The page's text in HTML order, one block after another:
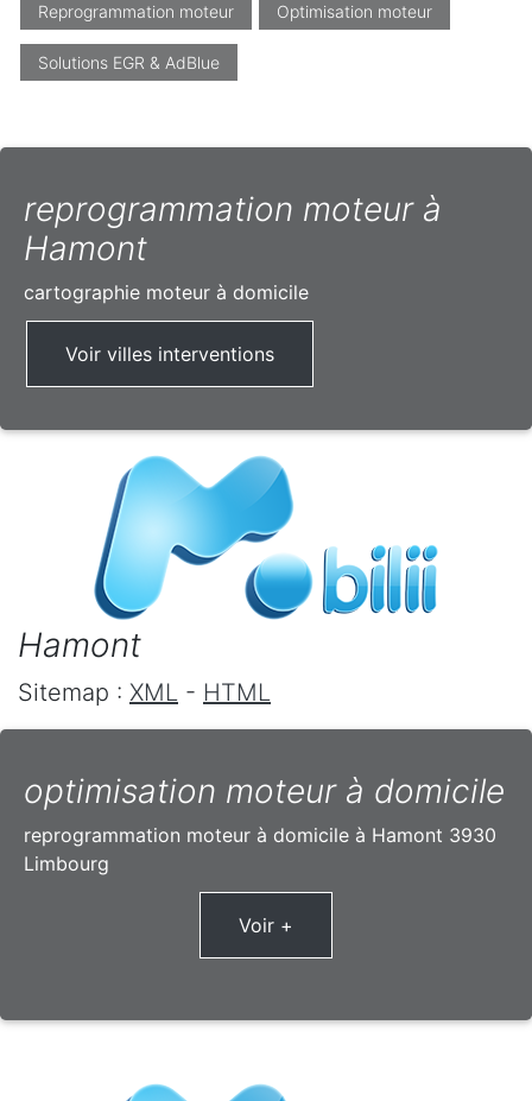
Reprogrammation moteur Optimisation moteur
Solutions EGR & AdBlue
reprogrammation moteur à
Hamont
cartographie moteur à domicile
Voir villes interventions
Hamont
Sitemap : XML - HTML
optimisation moteur à domicile
reprogrammation moteur à domicile à Hamont 3930
Limbourg
Voir +